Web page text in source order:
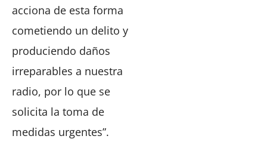
acciona de esta forma
cometiendo un delito y
produciendo daños
irreparables a nuestra
radio, por lo que se
solicita la toma de
medidas urgentes”.